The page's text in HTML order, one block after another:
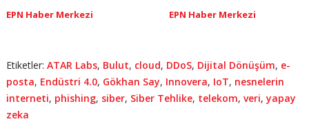
EPN Haber Merkezi EPN Haber Merkezi
Etiketler: ATAR Labs, Bulut, cloud, DDoS, Dijital Dönüşüm, e-
posta, Endüstri 4.0, Gökhan Say, Innovera, IoT, nesnelerin
interneti, phishing, siber, Siber Tehlike, telekom, veri,yapay
zeka